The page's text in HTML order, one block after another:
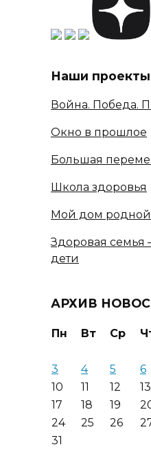
Наши проекты
Война. Победа.
Окно в прошлое
Большая
Школа здоровья
Мой дом
Здоровая семья
дети
АРХИВ
Пн Вт Ср
3
4 5 6
10
11 12 13
17
18 19
24
25 26
31